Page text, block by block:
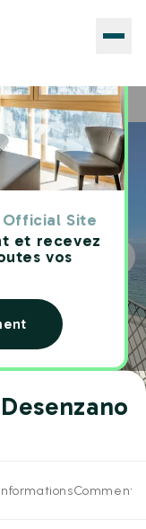
Site
et recevez
vos